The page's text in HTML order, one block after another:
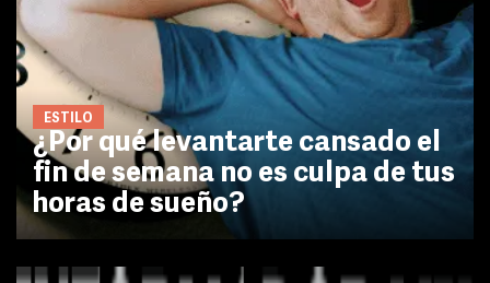
ESTILO
¿Por qué levantarte cansado el
fin de semana no es culpa de tus
horas de sueño?